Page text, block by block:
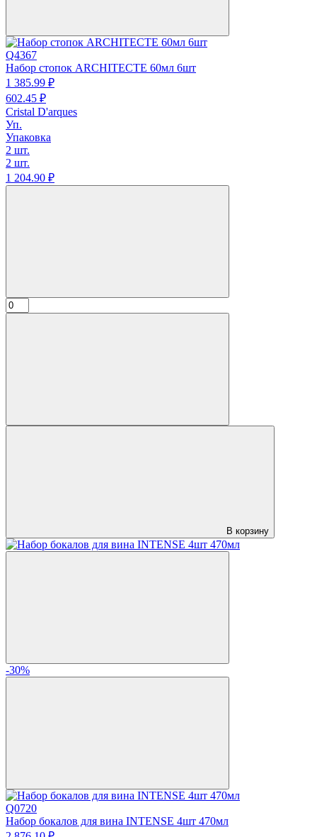
Q4367
Набор стопок ARCHITECTE 60мл 6шт
1 385.99 ₽
602.45 ₽
Cristal D'arques
Уп.
Упаковка
2 шт.
2 шт.
1 204.90 ₽
В корзину
-30%
Q0720
Набор бокалов для вина INTENSE 4шт 470мл